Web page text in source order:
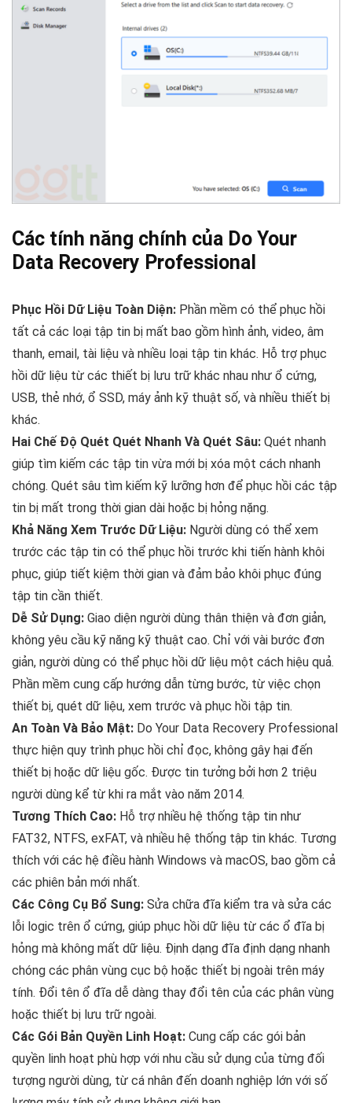
Các tính năng chính của Do Your
Data Recovery Professional
Phục Hồi Dữ Liệu Toàn Diện: Phần mềm có thể phục hồi
tất cả các loại tập tin bị mất bao gồm hình ảnh, video, âm
thanh, email, tài liệu và nhiều loại tập tin khác. Hỗ trợ phục
hồi dữ liệu từ các thiết bị lưu trữ khác nhau như ổ cứng,
USB, thẻ nhớ, ổ SSD, máy ảnh kỹ thuật số, và nhiều thiết bị
khác.
Hai Chế Độ Quét Quét Nhanh Và Quét Sâu: Quét nhanh
giúp tìm kiếm các tập tin vừa mới bị xóa một cách nhanh
chóng. Quét sâu tìm kiếm kỹ lưỡng hơn để phục hồi các tập
tin bị mất trong thời gian dài hoặc bị hỏng nặng.
Khả Năng Xem Trước Dữ Liệu: Người dùng có thể xem
trước các tập tin có thể phục hồi trước khi tiến hành khôi
phục, giúp tiết kiệm thời gian và đảm bảo khôi phục đúng
tập tin cần thiết.
Dễ Sử Dụng: Giao diện người dùng thân thiện và đơn giản,
không yêu cầu kỹ năng kỹ thuật cao. Chỉ với vài bước đơn
giản, người dùng có thể phục hồi dữ liệu một cách hiệu quả.
Phần mềm cung cấp hướng dẫn từng bước, từ việc chọn
thiết bị, quét dữ liệu, xem trước và phục hồi tập tin.
An Toàn Và Bảo Mật: Do Your Data Recovery Professional
thực hiện quy trình phục hồi chỉ đọc, không gây hại đến
thiết bị hoặc dữ liệu gốc. Được tin tưởng bởi hơn 2 triệu
người dùng kể từ khi ra mắt vào năm 2014.
Tương Thích Cao: Hỗ trợ nhiều hệ thống tập tin như
FAT32, NTFS, exFAT, và nhiều hệ thống tập tin khác. Tương
thích với các hệ điều hành Windows và macOS, bao gồm cả
các phiên bản mới nhất.
Các Công Cụ Bổ Sung: Sửa chữa đĩa kiểm tra và sửa các
lỗi logic trên ổ cứng, giúp phục hồi dữ liệu từ các ổ đĩa bị
hỏng mà không mất dữ liệu. Định dạng đĩa định dạng nhanh
chóng các phân vùng cục bộ hoặc thiết bị ngoài trên máy
tính. Đổi tên ổ đĩa dễ dàng thay đổi tên của các phân vùng
hoặc thiết bị lưu trữ ngoài.
Các Gói Bản Quyền Linh Hoạt: Cung cấp các gói bản
quyền linh hoạt phù hợp với nhu cầu sử dụng của từng đối
tượng người dùng, từ cá nhân đến doanh nghiệp lớn với số